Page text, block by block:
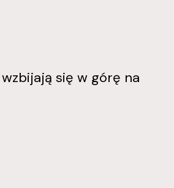
się w górę na